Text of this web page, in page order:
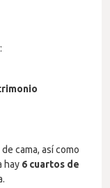
cama, así como
hay 6 cuartos de